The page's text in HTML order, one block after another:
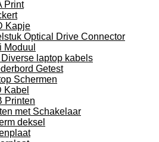
Print
Kapje
Optical Drive Connector
Moduul
laptop kabels
Getest
Schermen
Kabel
Printen
met Schakelaar
deksel